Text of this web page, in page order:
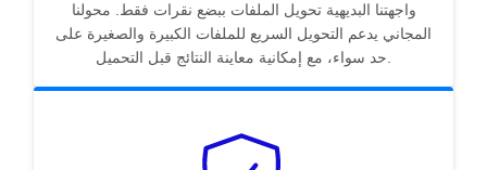
واجهتنا البديهية تحويل الملفات ببضع نقرات فقط. محولنا
المجاني يدعم التحويل السريع للملفات الكبيرة والصغيرة على